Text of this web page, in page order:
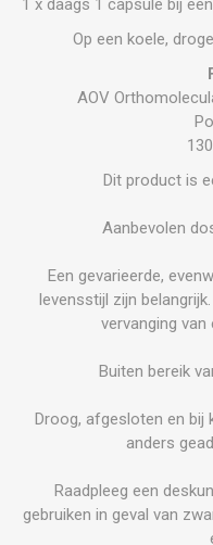
1 x daags 1 capsule bij
Op een koele,
AOV
Dit product is
Aanbevolen
Een gevarieerde,
levensstijl zijn
vervanging van
Buiten bereik
Droog, afgesloten en bij
anders
Raadpleeg een
gebruiken in geval van